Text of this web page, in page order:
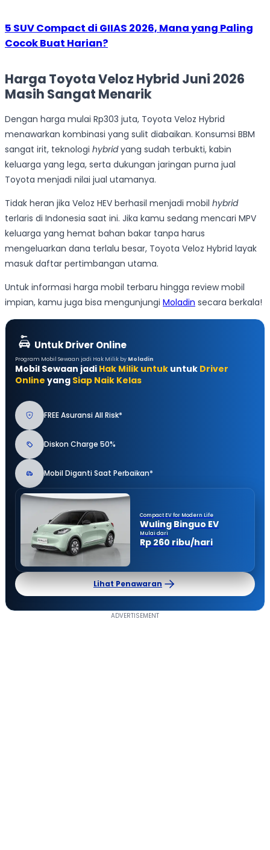
5 SUV Compact di GIIAS 2026, Mana yang Paling
Cocok Buat Harian?
Harga Toyota Veloz Hybrid Juni 2026
Masih Sangat Menarik
Dengan harga mulai Rp303 juta, Toyota Veloz Hybrid
menawarkan kombinasi yang sulit diabaikan. Konsumsi BBM
sangat irit, teknologi hybridyang sudah terbukti, kabin
keluarga yang lega, serta dukungan jaringan purna jual
Toyota menjadi nilai jual utamanya.
Tidak heran jika Veloz HEV berhasil menjadi mobil hybrid
terlaris di Indonesia saat ini. Jika kamu sedang mencari MPV
keluarga yang hemat bahan bakar tanpa harus
mengeluarkan dana terlalu besar, Toyota Veloz Hybrid layak
masuk daftar pertimbangan utama.
Untuk informasi harga mobil terbaru hingga review mobil
impian, kamu juga bisa mengunjungi Moladin secara berkala!
Untuk Driver Online
Program Mobil Sewaan jadi Hak Milik by Moladin
Mobil Sewaan jadi Hak Milik untuk untuk Driver
Online yang Siap Naik Kelas
FREE Asuransi All Risk*
Diskon Charge 50%
Mobil Diganti Saat Perbaikan*
Compact EV for Modern Life
Wuling Binguo EV
Mulai dari
Rp 260 ribu/hari
Lihat Penawaran